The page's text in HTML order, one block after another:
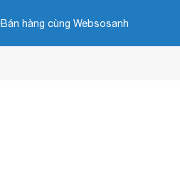
Bán hàng cùng Websosanh